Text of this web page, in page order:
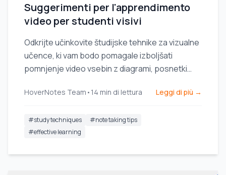
Suggerimenti per l'apprendimento
video per studenti visivi
Odkrijte učinkovite študijske tehnike za vizualne
učence, ki vam bodo pomagale izboljšati
pomnjenje video vsebin z diagrami, posnetki
HoverNotes Team • 14 min di lettura Leggi di più →
#study techniques #note taking tips
#effective learning